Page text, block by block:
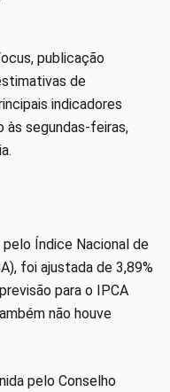
publicação
de
indicadores
às segundas-feiras,
Índice Nacional de
foi ajustada de 3,89%
para o IPCA
não houve
pelo Conselho